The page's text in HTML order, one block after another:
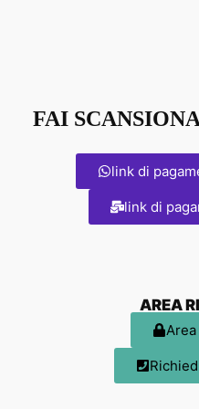
FAI
link di
link di
AREA